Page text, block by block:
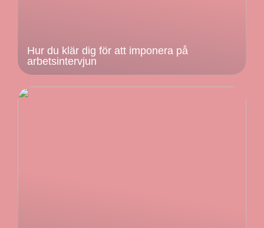
Hur du klär dig för att imponera på
arbetsintervjun